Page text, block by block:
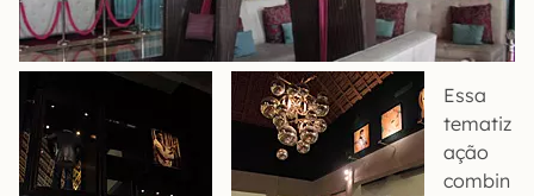
Essa
tematiz
ação
combin